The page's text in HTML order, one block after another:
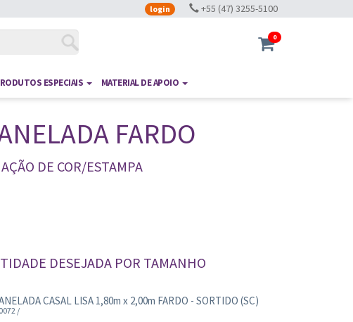
login +55 (47) 3255-5100
0
ESPECIAIS MATERIAL DE APOIO
FARDO
DE COR/ESTAMPA
DESEJADA POR TAMANHO
CASAL LISA 1,80m x 2,00m FARDO - SORTIDO (SC)
/